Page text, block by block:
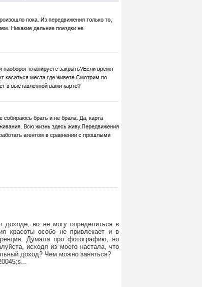
пока. Из передвижения только то,
Никакие дальние поездки не
наоборот планируете закрыть?Если время
касаться места где живете.Смотрим по
в выставленной вами карте?
собираюсь брать и не брала. Да, карта
Всю жизнь здесь живу.Передвижения
агентом в сравнении с прошлыми
но не могу определиться в
красоты особо не привлекает и в
Думала про фотографию, но
исходя из моего настала, что
доход? Чем можно заняться?